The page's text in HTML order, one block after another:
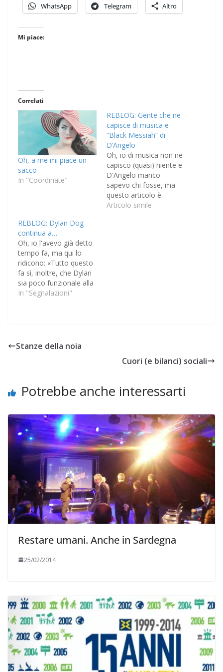
WhatsApp Telegram Altro
Mi piace:
Correlati
Oh, a me mi piace un
sacco
In "Coordinate"
REBLOG: Gente che ne
capisce di musica e
“Black Messiah” di
D’Angelo
Oh, io di musica non ne
capisco (quasi) niente e
D'Angelo manco
sapevo chi fosse, ma
questo articolo è
bellissimo!
Articolo simile
REBLOG: Dylan Dog
continua a…
Oh, io l'avevo già detto
tempo fa, ma qui lo
ridicono: «Tutto questo
fa sì, inoltre, che Dylan
sia poco funzionale alla
storia: si ha la
quasi chiunque altro».
In "Segnalazioni"
Stanze della noia
Cuori (e bilanci) sociali
Potrebbe anche interessarti
Restare umani. Anche in Sardegna
25/02/2014